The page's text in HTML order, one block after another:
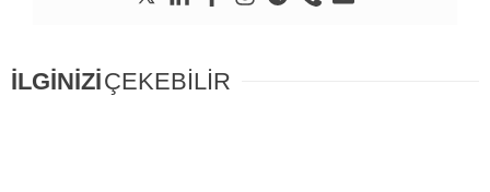
İLGİNİZİÇEKEBİLİR